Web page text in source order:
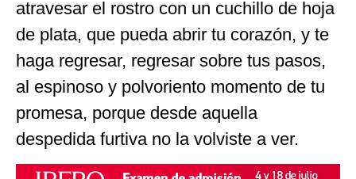
atravesar el rostro con un cuchillo de hoja
de plata, que pueda abrir tu corazón, y te
haga regresar, regresar sobre tus pasos,
al espinoso y polvoriento momento de tu
promesa, porque desde aquella
despedida furtiva no la volviste a ver.